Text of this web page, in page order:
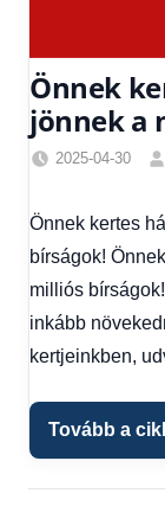
Önnek
jönnek a
2025-04-30
Önnek kertes
bírságok!
milliós
inkább
kertjeinkben,
Tovább a